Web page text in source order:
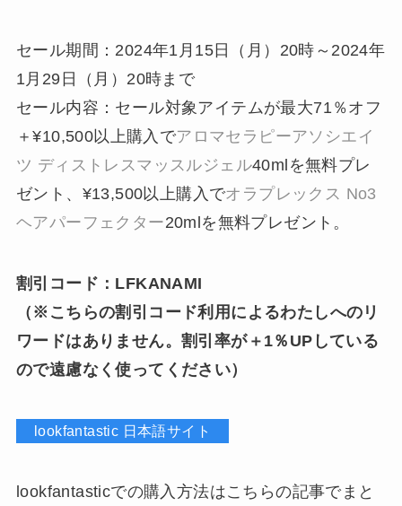
セール期間：2024年1月15日（月）20時～2024年
1月29日（月）20時まで
セール内容：セール対象アイテムが最大71％オフ
＋¥10,500以上購入でアロマセラピーアソシエイ
ツ ディストレスマッスルジェル40mlを無料プレ
ゼント、¥13,500以上購入でオラプレックス No3
ヘアパーフェクター20mlを無料プレゼント。
割引コード：LFKANAMI
（※こちらの割引コード利用によるわたしへのリ
ワードはありません。割引率が＋1％UPしている
ので遠慮なく使ってください）
lookfantastic 日本語サイト
lookfantasticでの購入方法はこちらの記事でまと